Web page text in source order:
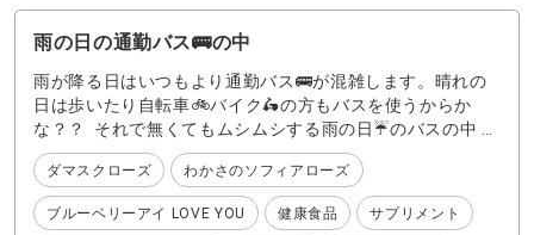
雨の日の通勤バス🚌の中
雨が降る日はいつもより通勤バス🚌が混雑します。晴れの
日は歩いたり自転車🚲バイク🛵の方もバスを使うからか
な？？ それで無くてもムシムシする雨の日☔のバスの中 湿
気と人混みで独特の香りがします💦 自分自身はどう？匂っ
てないかな？ 心配な時もあるので、私はエチケットとして
わかさ生活の薔薇🌹香るサプリメント 『わかさのソフィア
ローズ』を一粒飲んでいます♪ 香水の様な直接の香りでは
ダマスクローズ わかさのソフィアローズ
ブルーベリーアイ LOVE YOU 健康食品 サプリメント